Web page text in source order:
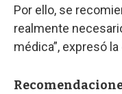
Por ello, se
realmente
médica”, expresó